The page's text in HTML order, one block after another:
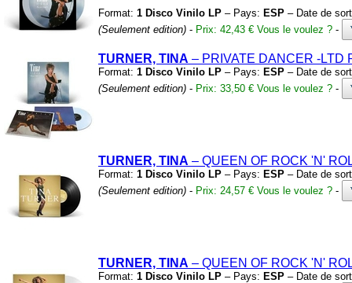
Format: 1 Disco Vinilo LP – Pays: ESP – Date de
(Seulement edition) - Prix: 42,43 € Vous le voulez ? -
TURNER, TINA – PRIVATE DANCER -LTD
Format: 1 Disco Vinilo LP – Pays: ESP – Date de
(Seulement edition) - Prix: 33,50 € Vous le voulez ? -
TURNER, TINA – QUEEN OF ROCK 'N'
Format: 1 Disco Vinilo LP – Pays: ESP – Date de
(Seulement edition) - Prix: 24,57 € Vous le voulez ? -
TURNER, TINA – QUEEN OF ROCK 'N'
Format: 1 Disco Vinilo LP – Pays: ESP – Date de